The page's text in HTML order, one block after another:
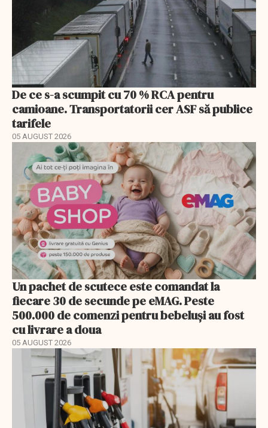
De ce s-a scumpit cu 70 % RCA pentru
camioane. Transportatorii cer ASF să publice
tarifele
05 AUGUST 2026
Un pachet de scutece este comandat la
fiecare 30 de secunde pe eMAG. Peste
500.000 de comenzi pentru bebeluși au fost
cu livrare a doua
05 AUGUST 2026